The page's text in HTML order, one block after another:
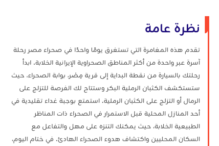
نظرة عامة
تقدم هذه المغامرة التي تستغرق يومًا واحدًا في صحراء مصر رحلة
آسرة عبر واحدة من أكثر المناطق الصحراوية الإيرانية الخلابة. ابدأ
رحلتك بالسيارة من نقطة البداية إلى قرية مِصْر، بوابة الصحراء، حيث
ستستكشف الكثبان الرملية البكر وستتاح لك الفرصة للتزلج على
الرمال أو التزلج على الكثبان الرملية. استمتع بوجبة غداء تقليدية في
أحد المنازل المحلية قبل الاستمرار في الصحراء ذات المناظر
الطبيعية الخلابة، حيث يمكنك التنزه على مهل والتفاعل مع
السكان المحليين واكتشاف هدوء الصحراء الهادئ. في ختام اليوم،